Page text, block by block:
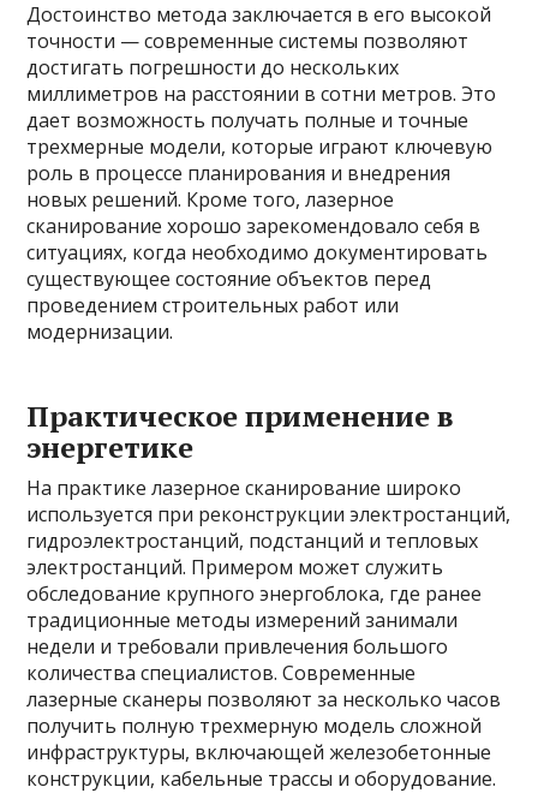
Достоинство метода заключается в его высокой
точности — современные системы позволяют
достигать погрешности до нескольких
миллиметров на расстоянии в сотни метров. Это
дает возможность получать полные и точные
трехмерные модели, которые играют ключевую
роль в процессе планирования и внедрения
новых решений. Кроме того, лазерное
сканирование хорошо зарекомендовало себя в
ситуациях, когда необходимо документировать
существующее состояние объектов перед
проведением строительных работ или
модернизации.
Практическое применение в
энергетике
На практике лазерное сканирование широко
используется при реконструкции электростанций,
гидроэлектростанций, подстанций и тепловых
электростанций. Примером может служить
обследование крупного энергоблока, где ранее
традиционные методы измерений занимали
недели и требовали привлечения большого
количества специалистов. Современные
лазерные сканеры позволяют за несколько часов
получить полную трехмерную модель сложной
инфраструктуры, включающей железобетонные
конструкции, кабельные трассы и оборудование.